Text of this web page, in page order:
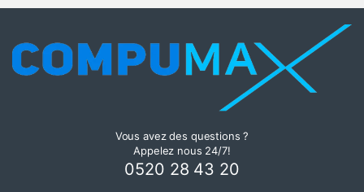
Vous avez des questions ?
Appelez nous 24/7!
0520 28 43 20